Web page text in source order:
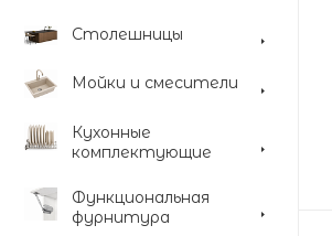
Столешницы
Мойки и смесители
Кухонные
комплектующие
Функциональная
фурнитура